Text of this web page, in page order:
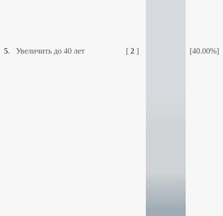
5. Увеличить до 40 лет [ 2] [40.00%]